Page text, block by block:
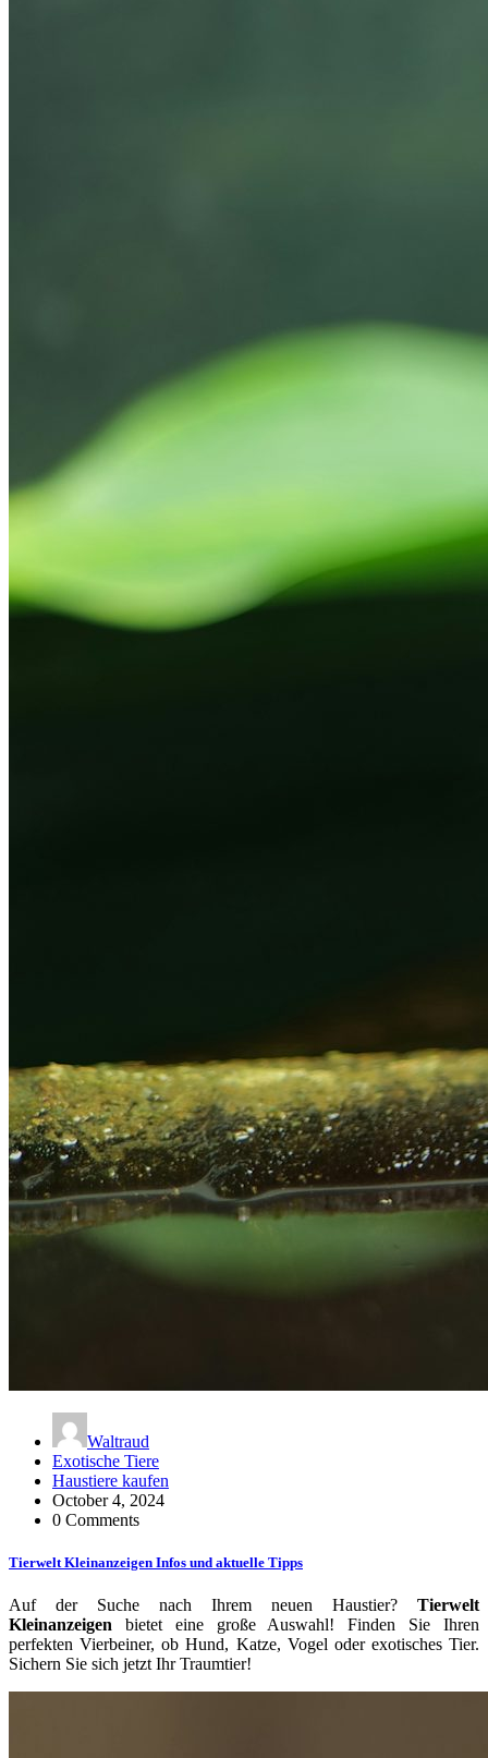
Waltraud
Exotische Tiere
Haustiere kaufen
October 4, 2024
0 Comments
Tierwelt Kleinanzeigen Infos und aktuelle Tipps
Auf der Suche nach Ihrem neuen Haustier? Tierwelt
Kleinanzeigen bietet eine große Auswahl! Finden Sie Ihren
perfekten Vierbeiner, ob Hund, Katze, Vogel oder exotisches Tier.
Sichern Sie sich jetzt Ihr Traumtier!